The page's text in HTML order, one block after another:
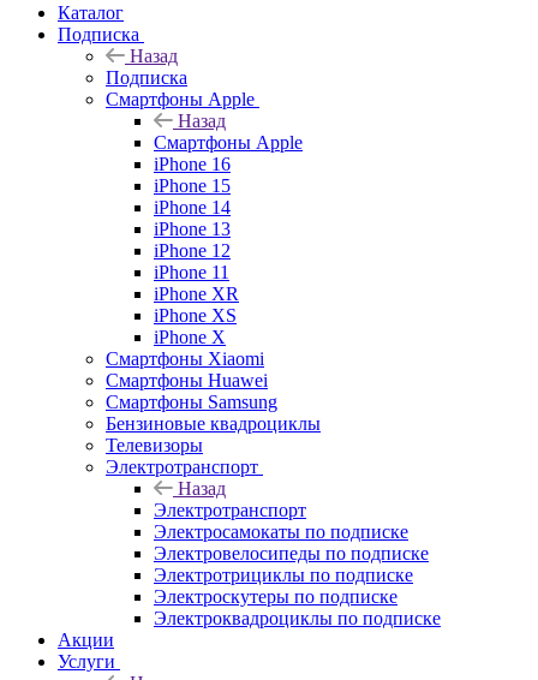
Каталог
Подписка
Назад
Подписка
Смартфоны Apple
Назад
Смартфоны Apple
iPhone 16
iPhone 15
iPhone 14
iPhone 13
iPhone 12
iPhone 11
iPhone XR
iPhone XS
iPhone X
Смартфоны Xiaomi
Смартфоны Huawei
Смартфоны Samsung
Бензиновые квадроциклы
Телевизоры
Электротранспорт
Назад
Электротранспорт
Электросамокаты по подписке
Электровелосипеды по подписке
Электротрициклы по подписке
Электроскутеры по подписке
Электроквадроциклы по подписке
Акции
Услуги